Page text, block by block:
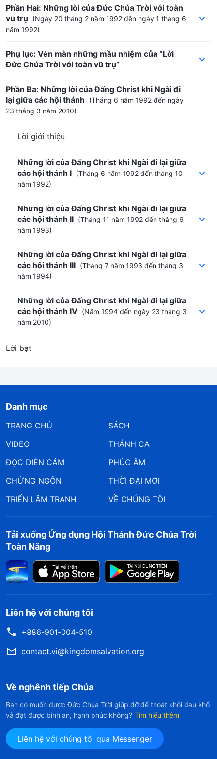
Phần Hai: Những lời của Đức Chúa Trời với toàn
vũ trụ
(Ngày 20 tháng 2 năm 1992 đến ngày 1 tháng 6
năm 1992)
Phụ lục: Vén màn những mầu nhiệm của “Lời
Đức Chúa Trời với toàn vũ trụ”
Phần Ba: Những lời của Đấng Christ khi Ngài đi
lại giữa các hội thánh
(Tháng 6 năm 1992 đến ngày
23 tháng 3 năm 2010)
Lời giới thiệu
Những lời của Đấng Christ khi Ngài đi lại giữa
các hội thánh I (Tháng 6 năm 1992 đến tháng 10
năm 1992)
Những lời của Đấng Christ khi Ngài đi lại giữa
các hội thánh II (Tháng 11 năm 1992 đến tháng 6
năm 1993)
Những lời của Đấng Christ khi Ngài đi lại giữa
các hội thánh III (Tháng 7 năm 1993 đến tháng 3
năm 1994)
Những lời của Đấng Christ khi Ngài đi lại giữa
các hội thánh IV (Năm 1994 đến ngày 23 tháng 3
năm 2010)
Lời bạt
Danh mục
TRANG CHỦ
SÁCH
VIDEO
THÁNH CA
ĐỌC DIỄN CẢM
PHÚC ÂM
CHỨNG NGÔN
THỜI ĐẠI MỚI
TRIỂN LÃM TRANH
VỀ CHÚNG TÔI
Tải xuống Ứng dụng Hội Thánh Đức Chúa Trời
Toàn Năng
Liên hệ với chúng tôi
+886-901-004-510
contact.vi@kingdomsalvation.org
Về nghênh tiếp Chúa
Bạn có muốn được Đức Chúa Trời giúp đỡ để thoát khỏi đau khổ
và đạt được bình an, hạnh phúc không? Tìm hiểu thêm
Liên hệ với chúng tôi qua Messenger